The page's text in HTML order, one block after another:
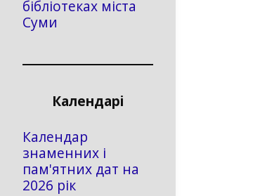
бібліотеках міста
Суми
Календарі
Календар
знаменних і
пам'ятних дат на
2026 рік